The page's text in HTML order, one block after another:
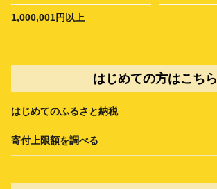
1,000,001円以上
はじめての方はこちら
はじめてのふるさと納税
寄付上限額を調べる